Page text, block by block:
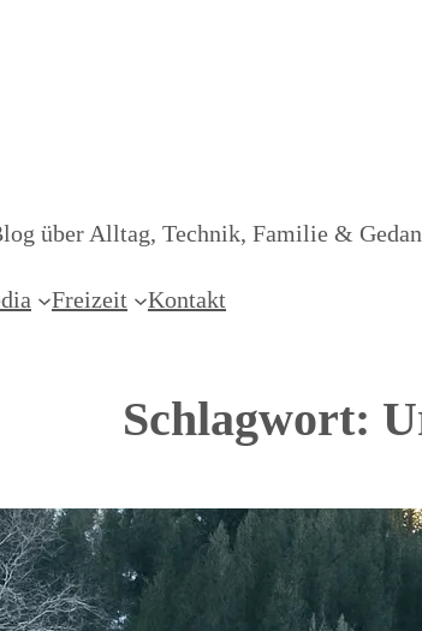
über Alltag, Technik, Familie &
Freizeit Kontakt
Schlagwort: